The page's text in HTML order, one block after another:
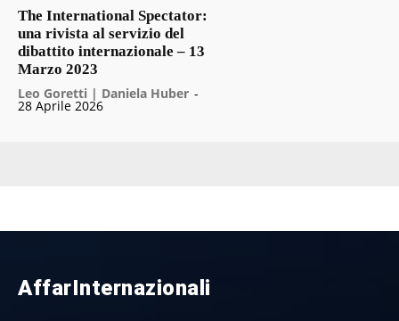
The International Spectator:
una rivista al servizio del
dibattito internazionale – 13
Marzo 2023
Leo Goretti | Daniela Huber -
28 Aprile 2026
AffarInternazionali